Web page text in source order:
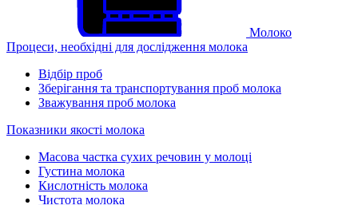
Молоко
Процеси, необхідні для дослідження молока
Відбір проб
Зберігання та транспортування проб молока
Зважування проб молока
Показники якості молока
Масова частка сухих речовин у молоці
Густина молока
Кислотність молока
Чистота молока